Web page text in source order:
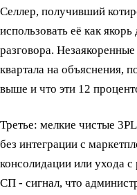
Селлер, получивший
использовать её как
разговора.
квартала на объяснения,
выше и что эти 12
Третье: мелкие чистые
без интеграции с
консолидации или ухода
СП - сигнал, что